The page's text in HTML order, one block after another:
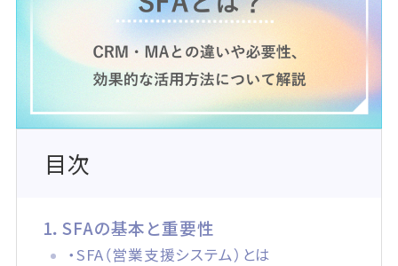
目次
1．SFAの基本と重要性
・SFA（営業支援システム）とは